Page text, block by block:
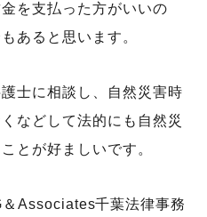
を支払った方がいいの
あると思います。
士に相談し、自然災害時
などして法的にも自然災
とが好ましいです。
Associates千葉法律事務